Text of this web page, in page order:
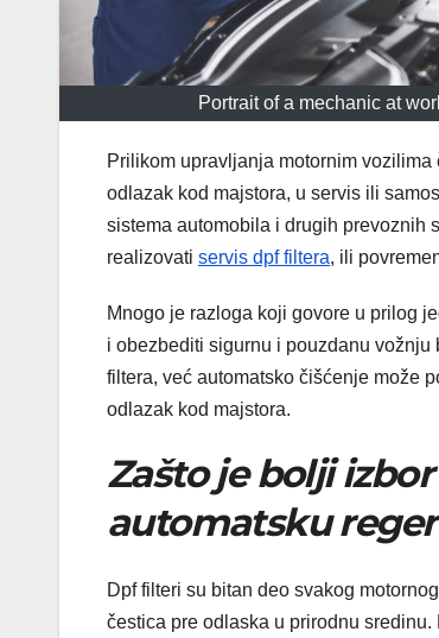
Portrait of a mechanic at
Prilikom upravljanja motornim
odlazak kod majstora, u servis ili
sistema automobila i drugih prevoznih
realizovati servis dpf filtera, ili
Mnogo je razloga koji govore u prilog
i obezbediti sigurnu i pouzdanu
filtera, već automatsko čišćenje može
odlazak kod majstora.
Zašto je bolji
automatsku
Dpf filteri su bitan deo svakog
čestica pre odlaska u prirodnu